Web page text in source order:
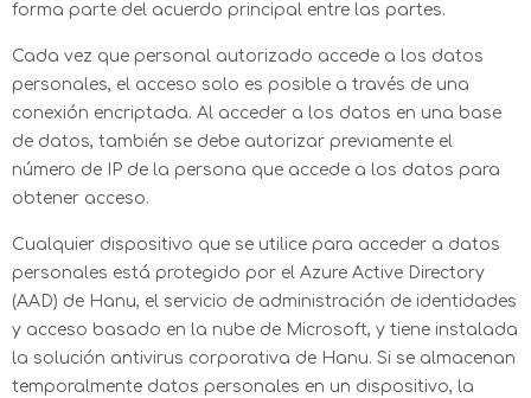
forma parte del acuerdo principal entre las partes.
Cada vez que personal autorizado accede a los datos
personales, el acceso solo es posible a través de una
conexión encriptada. Al acceder a los datos en una base
de datos, también se debe autorizar previamente el
número de IP de la persona que accede a los datos para
obtener acceso.
Cualquier dispositivo que se utilice para acceder a datos
personales está protegido por el Azure Active Directory
(AAD) de Hanu, el servicio de administración de identidades
y acceso basado en la nube de Microsoft, y tiene instalada
la solución antivirus corporativa de Hanu. Si se almacenan
temporalmente datos personales en un dispositivo, la